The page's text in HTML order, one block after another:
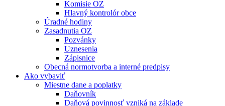
Komisie OZ
Hlavný kontrolór obce
Úradné hodiny
Zasadnutia OZ
Pozvánky
Uznesenia
Zápisnice
Obecná normotvorba a interné predpisy
Ako vybaviť
Miestne dane a poplatky
Daňovník
Daňová povinnosť vzniká na základe